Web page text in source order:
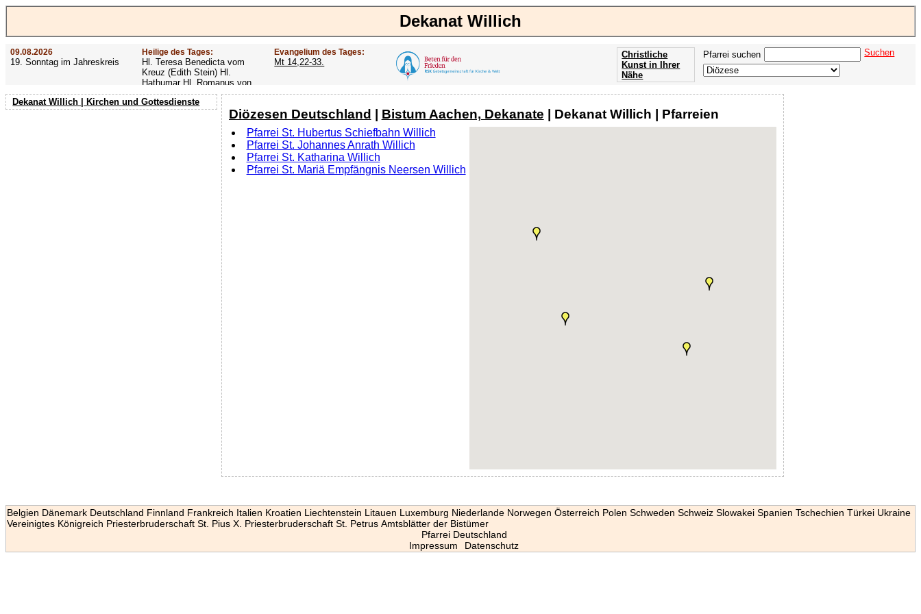
Dekanat Willich
09.08.2026
19. Sonntag im Jahreskreis
Heilige des Tages:
Hl. Teresa Benedicta vom
Kreuz (Edith Stein) Hl.
Hathumar Hl. Romanus von
Rom Hl. Altmann
Evangelium des Tages:
Mt 14,22-33.
Pfarrei suchen Suchen
Christliche
Kunst in Ihrer
Nähe
Dekanat Willich | Kirchen und Gottesdienste
Diözesen Deutschland | Bistum Aachen, Dekanate | Dekanat Willich | Pfarreien
Pfarrei St. Hubertus Schiefbahn Willich
Pfarrei St. Johannes Anrath Willich
Pfarrei St. Katharina Willich
Pfarrei St. Mariä Empfängnis Neersen Willich
Belgien Dänemark Deutschland Finnland Frankreich Italien Kroatien Liechtenstein Litauen Luxemburg Niederlande Norwegen Österreich Polen Schweden Schweiz Slowakei Spanien Tschechien Türkei Ukraine
Vereinigtes Königreich Priesterbruderschaft St. Pius X. Priesterbruderschaft St. Petrus Amtsblätter der Bistümer
Pfarrei Deutschland
Impressum
Datenschutz